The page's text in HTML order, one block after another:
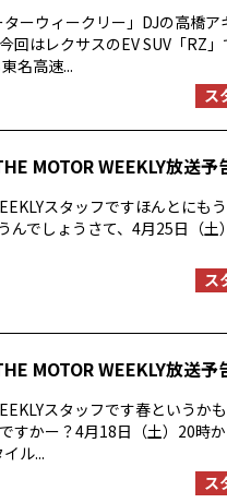
ーウィークリー」DJの高橋
回はレクサスのEV SUV「RZ
名高速...
ス
MOTOR WEEKLY放送予
スタッフですほんとにも
んでしょうさて、4月25日（
ス
MOTOR WEEKLY放送予
スタッフです春というか
すかー？4月18日（土）20時
ル...
ス